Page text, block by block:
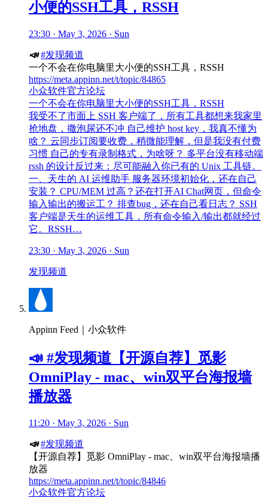
小便的SSH工具，RSSH
23:30 · May 3, 2026 · Sun
📣 #发现频道
一个不会在你电脑里大小便的SSH工具，RSSH
https://meta.appinn.net/t/topic/84865
小众软件官方论坛
一个不会在你电脑里大小便的SSH工具，RSSH
我受不了市面上 SSH 客户端了，所有工具都想来我家里
抢地盘，撒泡尿还不冲 自己维护 host key，我真不懂为
啥？ 云同步订阅要收费，稍微能理解，但是我没有付费
习惯 自己的专有录制格式，为啥呀？ 多平台没有移动端
rssh 的设计反过来：尽可能融入你已有的 Unix 工具链。
一、天生的 AI 运维助手 服务器环境初始化，还在自己
安装？ CPU/MEM 过高？还在打开AI Chat网页，但命令
输入输出的搬运工？ 排查bug，还在自己看日志？ SSH
客户端是天生的运维工具，所有命令输入/输出都就经过
它。RSSH…
23:30 · May 3, 2026 · Sun
发现频道
Appinn Feed｜小众软件
📣 #发现频道【开源自荐】觅影
OmniPlay - mac、win双平台海报墙
播放器
11:20 · May 3, 2026 · Sun
📣 #发现频道
【开源自荐】觅影 OmniPlay - mac、win双平台海报墙播
放器
https://meta.appinn.net/t/topic/84846
小众软件官方论坛